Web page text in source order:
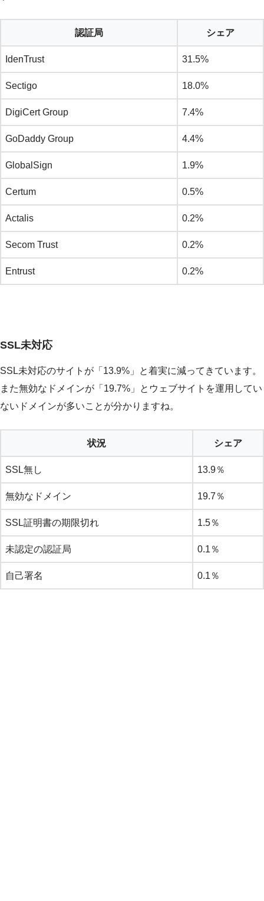
認証局 シェア
IdenTrust 31.5%
Sectigo 18.0%
DigiCert Group 7.4%
GoDaddy Group 4.4%
GlobalSign 1.9%
Certum 0.5%
Actalis 0.2%
Secom Trust 0.2%
Entrust 0.2%
SSL未対応
SSL未対応のサイトが「13.9%」と着実に減ってきています。
また無効なドメインが「19.7%」とウェブサイトを運用してい
ないドメインが多いことが分かりますね。
状況 シェア
SSL無し 13.9％
無効なドメイン 19.7％
SSL証明書の期限切れ 1.5％
未認定の認証局 0.1％
自己署名 0.1％